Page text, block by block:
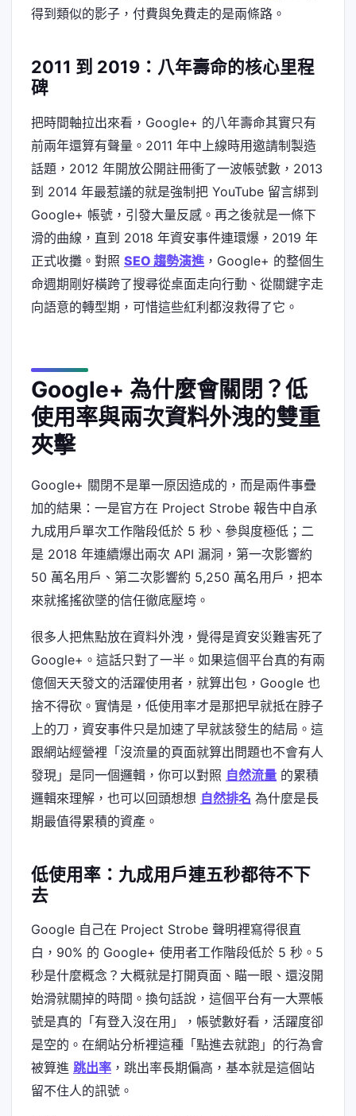
得到類似的影子，付費與免費走的是兩條路。
2011 到 2019：八年壽命的核心里程
碑
把時間軸拉出來看，Google+ 的八年壽命其實只有
前兩年還算有聲量。2011 年中上線時用邀請制製造
話題，2012 年開放公開註冊衝了一波帳號數，2013
到 2014 年最惹議的就是強制把 YouTube 留言綁到
Google+ 帳號，引發大量反感。再之後就是一條下
滑的曲線，直到 2018 年資安事件連環爆，2019 年
正式收攤。對照 SEO 趨勢演進 ，Google+ 的整個生
命週期剛好橫跨了搜尋從桌面走向行動、從關鍵字走
向語意的轉型期，可惜這些紅利都沒救得了它。
Google+ 為什麼會關閉？低
使用率與兩次資料外洩的雙重
夾擊
Google+ 關閉不是單一原因造成的，而是兩件事疊
加的結果：一是官方在 Project Strobe 報告中自承
九成用戶單次工作階段低於 5 秒、參與度極低；二
是 2018 年連續爆出兩次 API 漏洞，第一次影響約
50 萬名用戶、第二次影響約 5,250 萬名用戶，把本
來就搖搖欲墜的信任徹底壓垮。
很多人把焦點放在資料外洩，覺得是資安災難害死了
Google+。這話只對了一半。如果這個平台真的有兩
億個天天發文的活躍使用者，就算出包，Google 也
捨不得砍。實情是，低使用率才是那把早就抵在脖子
上的刀，資安事件只是加速了早就該發生的結局。這
跟網站經營裡「沒流量的頁面就算出問題也不會有人
發現」是同一個邏輯，你可以對照 自然流量 的累積
邏輯來理解，也可以回頭想想 自然排名 為什麼是長
期最值得累積的資產。
低使用率：九成用戶連五秒都待不下
去
Google 自己在 Project Strobe 聲明裡寫得很直
白，90% 的 Google+ 使用者工作階段低於 5 秒。5
秒是什麼概念？大概就是打開頁面、瞄一眼、還沒開
始滑就關掉的時間。換句話說，這個平台有一大票帳
號是真的「有登入沒在用」，帳號數好看，活躍度卻
是空的。在網站分析裡這種「點進去就跑」的行為會
被算進 跳出率 ，跳出率長期偏高，基本就是這個站
留不住人的訊號。